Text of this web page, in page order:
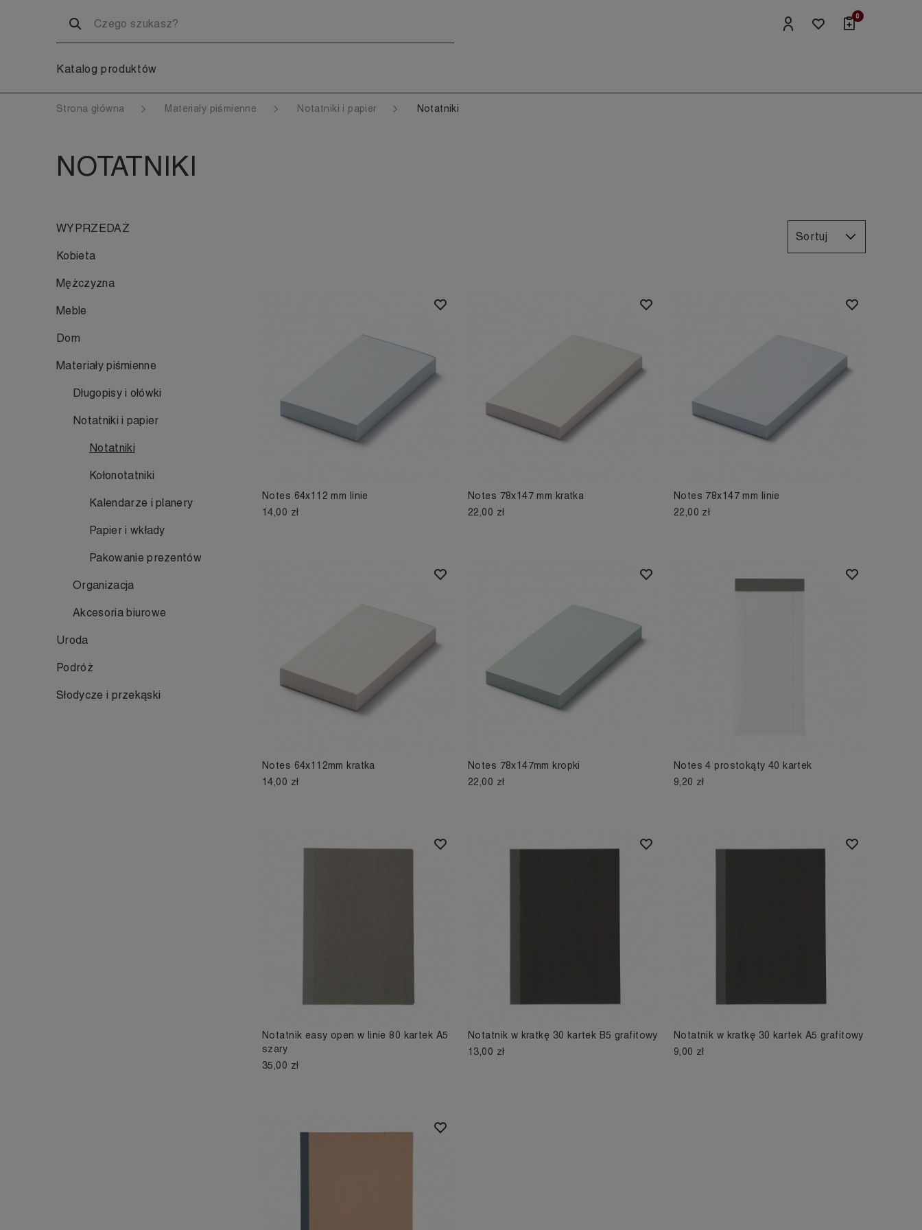
0
Katalog produktów
Strona główna Materiały piśmienne Notatniki i papier Notatniki
NOTATNIKI
WYPRZEDAŻ
Kobieta
Mężczyzna
Meble
Dom
Materiały piśmienne
Długopisy i ołówki
Notatniki i papier
Notatniki
Kołonotatniki
Kalendarze i planery
Papier i wkłady
Pakowanie prezentów
Organizacja
Akcesoria biurowe
Uroda
Podróż
Słodycze i przekąski
Sortuj
Notes 64x112 mm linie
14,00 zł
Notes 78x147 mm kratka
22,00 zł
Notes 78x147 mm linie
22,00 zł
Notes 64x112mm kratka
14,00 zł
Notes 78x147mm kropki
22,00 zł
Notes 4 prostokąty 40 kartek
9,20 zł
Notatnik easy open w linie 80 kartek A5
szary
35,00 zł
Notatnik w kratkę 30 kartek B5 grafitowy
13,00 zł
Notatnik w kratkę 30 kartek A5 grafitowy
9,00 zł